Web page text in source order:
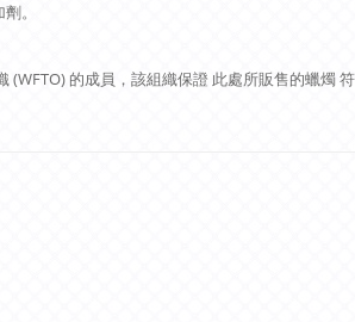
。
的成員，該組織保證 此處所販售的蠟燭